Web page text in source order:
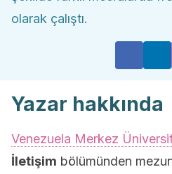
olarak çalıştı.
Yazar hakkında
Venezuela Merkez
İletişim bölümünden